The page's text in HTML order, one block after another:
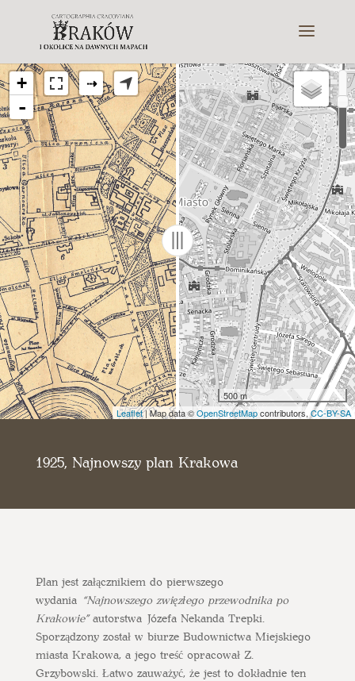
+
-
⇢
500 m
Leaflet| Map data ©OpenStreetMapcontributors, CC-BY-SA
1925, Najnowszy plan Krakowa
Plan jest załącznikiem do pierwszego
wydania “Najnowszego zwięzłego przewodnika po
Krakowie”autorstwa Józefa Nekanda Trepki.
Sporządzony został w biurze Budownictwa Miejskiego
miasta Krakowa, a jego treść opracował Z.
Grzybowski. Łatwo zauważyć, że jest to dokładnie ten